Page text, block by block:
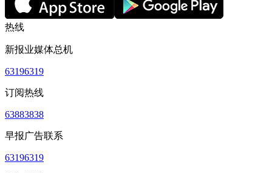
热线
新报业媒体总机
63196319
订阅热线
63883838
早报广告联系
63196319